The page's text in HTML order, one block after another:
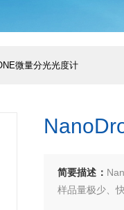
微量分光光度计
简要描述：
样品量极少、